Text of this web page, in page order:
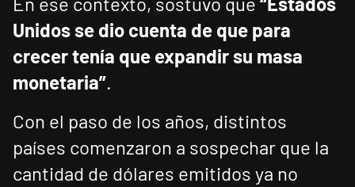
Unidos se dio cuenta de que para
crecer tenía que expandir su masa
monetaria”.
Con el paso de los años, distintos
países comenzaron a sospechar que la
cantidad de dólares emitidos ya no